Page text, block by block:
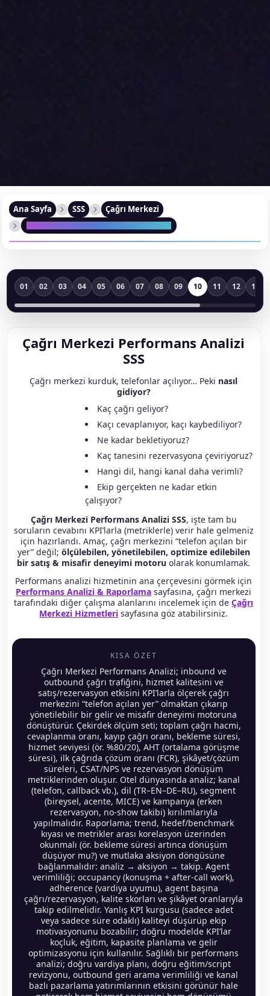
Ana Sayfa SSS
Çağrı Merkezi
01 02 03 04 05 06 07 08 09 10 11 12 13
Çağrı Merkezi Performans Analizi
SSS
Çağrı merkezi kurduk, telefonlar açılıyor… Peki nasıl
gidiyor?
Kaç çağrı geliyor?
Kaçı cevaplanıyor, kaçı kaybediliyor?
Ne kadar bekletiyoruz?
Kaç tanesini rezervasyona çeviriyoruz?
Hangi dil, hangi kanal daha verimli?
Ekip gerçekten ne kadar etkin
çalışıyor?
Çağrı Merkezi Performans Analizi SSS, işte tam bu
soruların cevabını KPI’larla (metriklerle) verir hale gelmeniz
için hazırlandı. Amaç, çağrı merkezini “telefon açılan bir
yer” değil; ölçülebilen, yönetilebilen, optimize edilebilen
bir satış & misafir deneyimi motoru olarak konumlamak.
Performans analizi hizmetinin ana çerçevesini görmek için
Performans Analizi & Raporlama sayfasına, çağrı merkezi
tarafındaki diğer çalışma alanlarını incelemek için deÇağrı
Merkezi Hizmetleri sayfasına göz atabilirsiniz.
KISA ÖZET
Çağrı Merkezi Performans Analizi; inbound ve
outbound çağrı trafiğini, hizmet kalitesini ve
satış/rezervasyon etkisini KPI’larla ölçerek çağrı
merkezini “telefon açılan yer” olmaktan çıkarıp
yönetilebilir bir gelir ve misafir deneyimi motoruna
dönüştürür. Çekirdek ölçüm seti; toplam çağrı hacmi,
cevaplanma oranı, kayıp çağrı oranı, bekleme süresi,
hizmet seviyesi (ör. %80/20), AHT (ortalama görüşme
süresi), ilk çağrıda çözüm oranı (FCR), şikâyet/çözüm
süreleri, CSAT/NPS ve rezervasyon dönüşüm
metriklerinden oluşur. Otel dünyasında analiz; kanal
(telefon, callback vb.), dil (TR–EN–DE–RU), segment
(bireysel, acente, MICE) ve kampanya (erken
rezervasyon, no-show takibi) kırılımlarıyla
yapılmalıdır. Raporlama; trend, hedef/benchmark
kıyası ve metrikler arası korelasyon üzerinden
okunmalı (ör. bekleme süresi artınca dönüşüm
düşüyor mu?) ve mutlaka aksiyon döngüsüne
bağlanmalıdır: analiz → aksiyon → takip. Agent
verimliliği; occupancy (konuşma + after-call work),
adherence (vardiya uyumu), agent başına
çağrı/rezervasyon, kalite skorları ve şikâyet oranlarıyla
takip edilmelidir. Yanlış KPI kurgusu (sadece adet
veya sadece süre odaklı) kaliteyi düşürüp ekip
motivasyonunu bozabilir; doğru modelde KPI’lar
koçluk, eğitim, kapasite planlama ve gelir
optimizasyonu için kullanılır. Sağlıklı bir performans
analizi; doğru vardiya planı, doğru eğitim/script
revizyonu, outbound geri arama verimliliği ve kanal
bazlı pazarlama yatırımlarının etkisini görünür hale